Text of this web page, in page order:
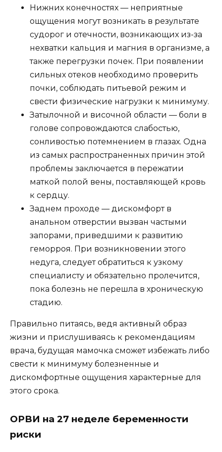
Нижних конечностях — неприятные
ощущения могут возникать в результате
судорог и отечности, возникающих из-за
нехватки кальция и магния в организме, а
также перегрузки почек. При появлении
сильных отеков необходимо проверить
почки, соблюдать питьевой режим и
свести физические нагрузки к минимуму.
Затылочной и височной области — боли в
голове сопровождаются слабостью,
сонливостью потемнением в глазах. Одна
из самых распространенных причин этой
проблемы заключается в пережатии
маткой полой вены, поставляющей кровь
к сердцу.
Заднем проходе — дискомфорт в
анальном отверстии вызван частыми
запорами, приведшими к развитию
геморроя. При возникновении этого
недуга, следует обратиться к узкому
специалисту и обязательно пролечится,
пока болезнь не перешла в хроническую
стадию.
Правильно питаясь, ведя активный образ
жизни и прислушиваясь к рекомендациям
врача, будущая мамочка сможет избежать либо
свести к минимуму болезненные и
дискомфортные ощущения характерные для
этого срока.
ОРВИ на 27 неделе беременности
риски